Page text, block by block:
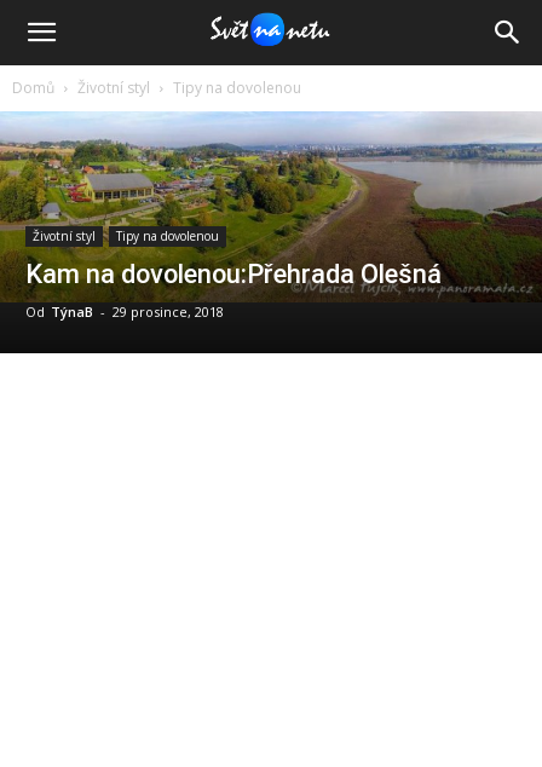
Domů Životní styl Tipy na dovolenou
Životní styl Tipy na dovolenou
Kam na dovolenou:Přehrada Olešná
Od TýnaB - 29 prosince, 2018